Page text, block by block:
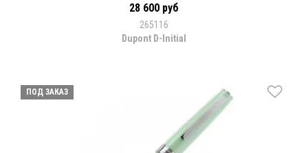
28 600 руб
265116
Dupont D-Initial
ПОД ЗАКАЗ